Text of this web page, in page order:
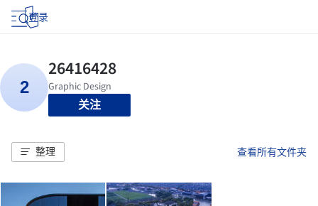
登录
关注
整理 查看所有文件夹